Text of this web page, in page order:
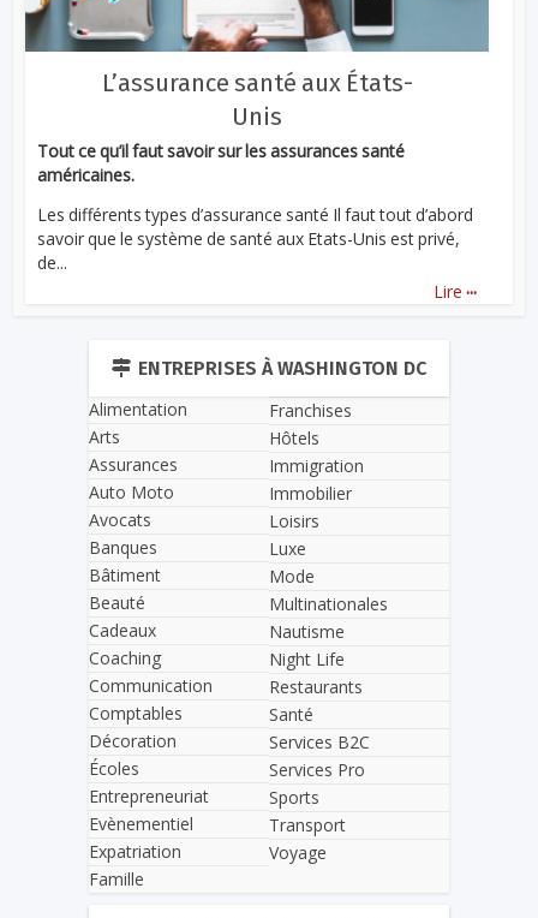
L’assurance santé aux États-
Unis
Tout ce qu’il faut savoir sur les assurances santé
américaines.
Les différents types d’assurance santé Il faut tout d’abord
savoir que le système de santé aux Etats-Unis est privé,
de...
Lire ...
ENTREPRISES À WASHINGTON DC
Alimentation
Arts
Assurances
Auto Moto
Avocats
Banques
Bâtiment
Beauté
Cadeaux
Coaching
Communication
Comptables
Décoration
Écoles
Entrepreneuriat
Evènementiel
Expatriation
Famille
Franchises
Hôtels
Immigration
Immobilier
Loisirs
Luxe
Mode
Multinationales
Nautisme
Night Life
Restaurants
Santé
Services B2C
Services Pro
Sports
Transport
Voyage